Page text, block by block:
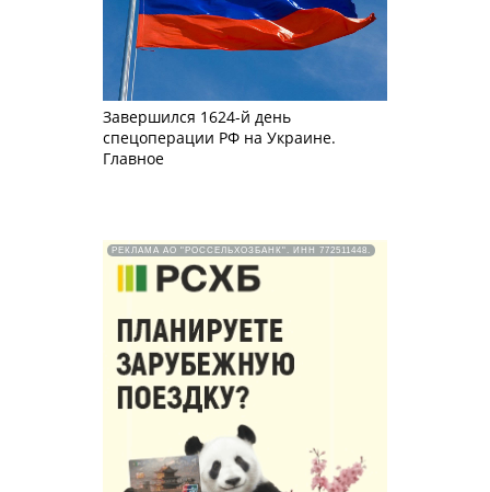
Завершился 1624-й день
спецоперации РФ на Украине.
Главное
РЕКЛАМА АО "РОССЕЛЬХОЗБАНК". ИНН 772511448.